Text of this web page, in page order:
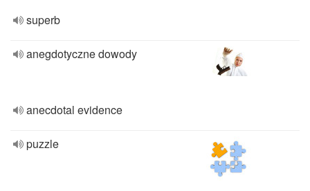
superb
anegdotyczne dowody
anecdotal evidence
puzzle